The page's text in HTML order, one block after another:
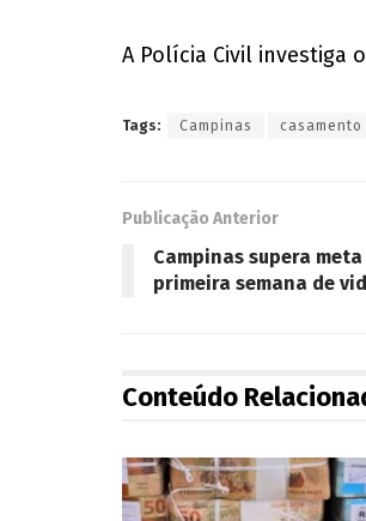
A Polícia Civil investiga
Tags: Campinas casamento
Publicação Anterior
Campinas supera
primeira semana de
Conteúdo